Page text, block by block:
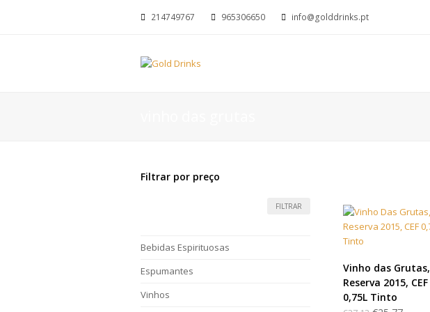
214749767 965306650 info@golddrinks.pt
LER MAIS
Vinho das Grutas,
Reserva 2015, CEF
0,75L Tinto
Filtrar por preço
FILTRAR
Bebidas Espirituosas
Espumantes
Vinhos